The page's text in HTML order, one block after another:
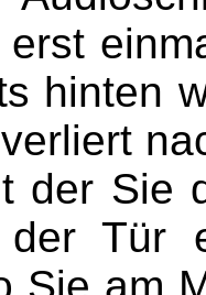
hinten
der Sie
Tür
Sie am